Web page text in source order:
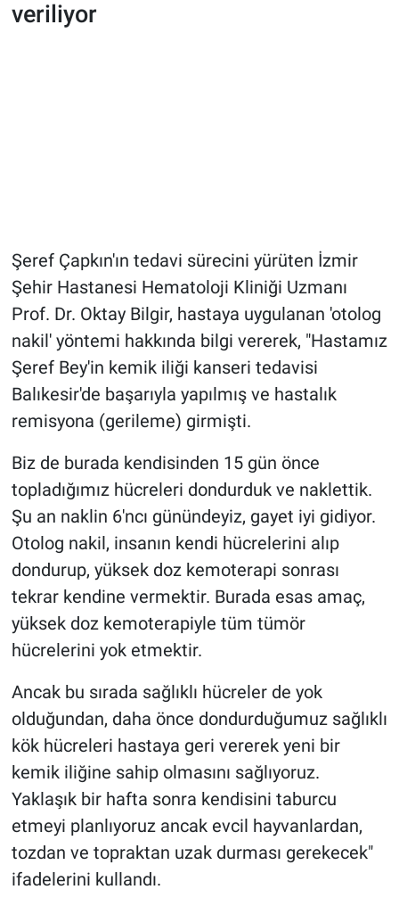
veriliyor
Şeref Çapkın'ın tedavi sürecini yürüten İzmir
Şehir Hastanesi Hematoloji Kliniği Uzmanı
Prof. Dr. Oktay Bilgir, hastaya uygulanan 'otolog
nakil' yöntemi hakkında bilgi vererek, "Hastamız
Şeref Bey'in kemik iliği kanseri tedavisi
Balıkesir'de başarıyla yapılmış ve hastalık
remisyona (gerileme) girmişti.
Biz de burada kendisinden 15 gün önce
topladığımız hücreleri dondurduk ve naklettik.
Şu an naklin 6'ncı günündeyiz, gayet iyi gidiyor.
Otolog nakil, insanın kendi hücrelerini alıp
dondurup, yüksek doz kemoterapi sonrası
tekrar kendine vermektir. Burada esas amaç,
yüksek doz kemoterapiyle tüm tümör
hücrelerini yok etmektir.
Ancak bu sırada sağlıklı hücreler de yok
olduğundan, daha önce dondurduğumuz sağlıklı
kök hücreleri hastaya geri vererek yeni bir
kemik iliğine sahip olmasını sağlıyoruz.
Yaklaşık bir hafta sonra kendisini taburcu
etmeyi planlıyoruz ancak evcil hayvanlardan,
tozdan ve topraktan uzak durması gerekecek"
ifadelerini kullandı.